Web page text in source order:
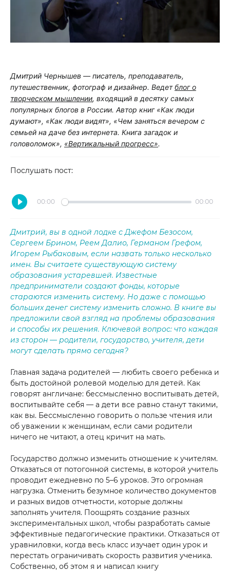
Дмитрий Чернышев — писатель, преподаватель,
путешественник, фотограф и дизайнер. Ведетблог о
творческом мышлении, входящий в десятку самых
популярных блогов в России. Автор книг «Как люди
думают», «Как люди видят», «Чем заняться вечером с
семьей на даче без интернета. Книга загадок и
головоломок», «Вертикальный прогресс».
Послушать пост:
00:00 00:00
Дмитрий, вы в одной лодке с Джефом Безосом,
Сергеем Брином, Реем Далио, Германом Грефом,
Игорем Рыбаковым, если назвать только несколько
имен. Вы считаете существующую систему
образования устаревшей. Известные
предприниматели создают фонды, которые
стараются изменить систему. Но даже с помощью
больших денег систему изменить сложно. В книге вы
предложили свой взгляд на проблемы образования
и способы их решения. Ключевой вопрос: что каждая
из сторон — родители, государство, учителя, дети
могут сделать прямо сегодня?
Главная задача родителей — любить своего ребенка и
быть достойной ролевой моделью для детей. Как
говорят англичане: бессмысленно воспитывать детей,
воспитывайте себя — а дети все равно станут такими,
как вы. Бессмысленно говорить о пользе чтения или
об уважении к женщинам, если сами родители
ничего не читают, а отец кричит на мать.
Государство должно изменить отношение к учителям.
Отказаться от потогонной системы, в которой учитель
проводит ежедневно по 5–6 уроков. Это огромная
нагрузка. Отменить безумное количество документов
и разных видов отчетности, которые должны
заполнять учителя. Поощрять создание разных
экспериментальных школ, чтобы разработать самые
эффективные педагогические практики. Отказаться от
уравниловки, когда весь класс изучает один урок и
перестать ограничивать скорость развития ученика.
Собственно, об этом я и написал книгу